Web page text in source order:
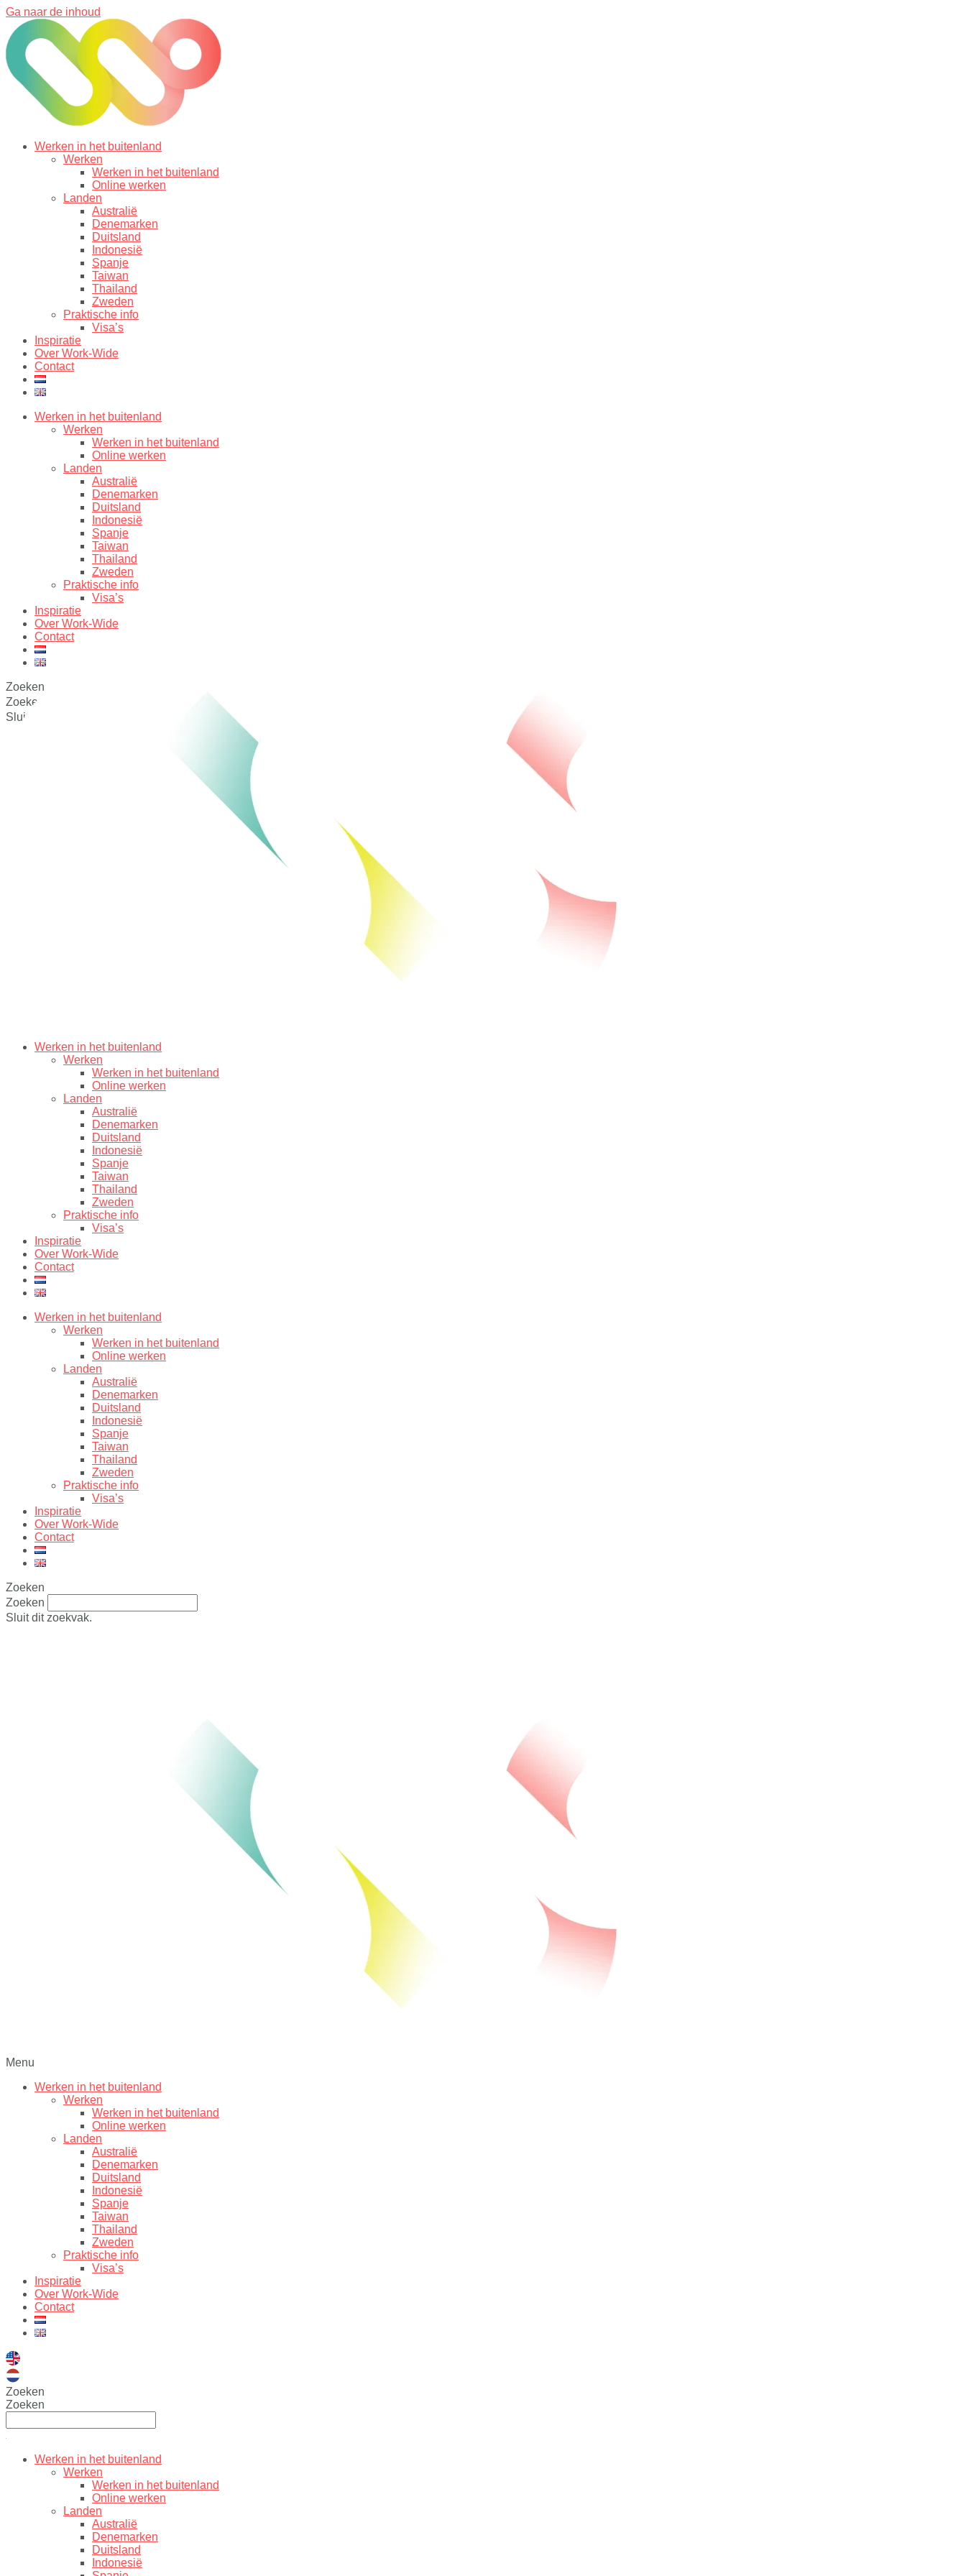
Ga naar de inhoud
Werken in het buitenland
Werken
Werken in het buitenland
Online werken
Landen
Australië
Denemarken
Duitsland
Indonesië
Spanje
Taiwan
Thailand
Zweden
Praktische info
Visa’s
Inspiratie
Over Work-Wide
Contact
Werken in het buitenland
Werken
Werken in het buitenland
Online werken
Landen
Australië
Denemarken
Duitsland
Indonesië
Spanje
Taiwan
Thailand
Zweden
Praktische info
Visa’s
Inspiratie
Over Work-Wide
Contact
Zoeken
Zoeken
Sluit dit zoekvak.
Werken in het buitenland
Werken
Werken in het buitenland
Online werken
Landen
Australië
Denemarken
Duitsland
Indonesië
Spanje
Taiwan
Thailand
Zweden
Praktische info
Visa’s
Inspiratie
Over Work-Wide
Contact
Werken in het buitenland
Werken
Werken in het buitenland
Online werken
Landen
Australië
Denemarken
Duitsland
Indonesië
Spanje
Taiwan
Thailand
Zweden
Praktische info
Visa’s
Inspiratie
Over Work-Wide
Contact
Zoeken
Zoeken
Sluit dit zoekvak.
Menu
Werken in het buitenland
Werken
Werken in het buitenland
Online werken
Landen
Australië
Denemarken
Duitsland
Indonesië
Spanje
Taiwan
Thailand
Zweden
Praktische info
Visa’s
Inspiratie
Over Work-Wide
Contact
Zoeken
Zoeken
Werken in het buitenland
Werken
Werken in het buitenland
Online werken
Landen
Australië
Denemarken
Duitsland
Indonesië